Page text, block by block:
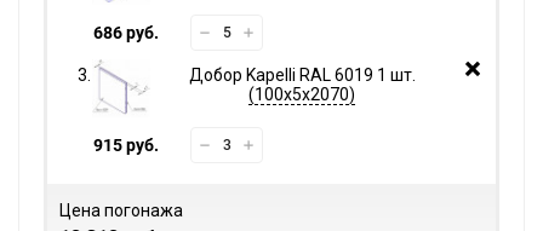
686 руб.
Добор Kapelli RAL 6019 1 шт.
100х5х2070
915 руб.
Цена погонажа